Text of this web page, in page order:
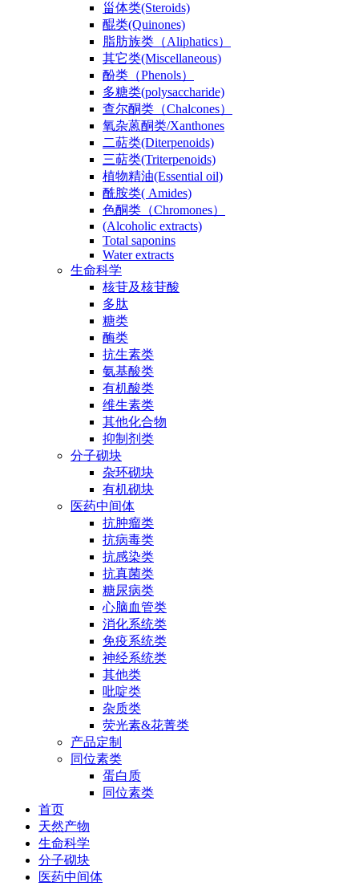
甾体类(Steroids)
醌类(Quinones)
脂肪族类（Aliphatics）
其它类(Miscellaneous)
酚类（Phenols）
多糖类(polysaccharide)
查尔酮类（Chalcones）
氧杂蒽酮类/Xanthones
二萜类(Diterpenoids)
三萜类(Triterpenoids)
植物精油(Essential oil)
酰胺类( Amides)
色酮类（Chromones）
(Alcoholic extracts)
Total saponins
Water extracts
生命科学
核苷及核苷酸
多肽
糖类
酶类
抗生素类
氨基酸类
有机酸类
维生素类
其他化合物
抑制剂类
分子砌块
杂环砌块
有机砌块
医药中间体
抗肿瘤类
抗病毒类
抗感染类
抗真菌类
糖尿病类
心脑血管类
消化系统类
免疫系统类
神经系统类
其他类
吡啶类
杂质类
荧光素&花菁类
产品定制
同位素类
蛋白质
同位素类
首页
天然产物
生命科学
分子砌块
医药中间体